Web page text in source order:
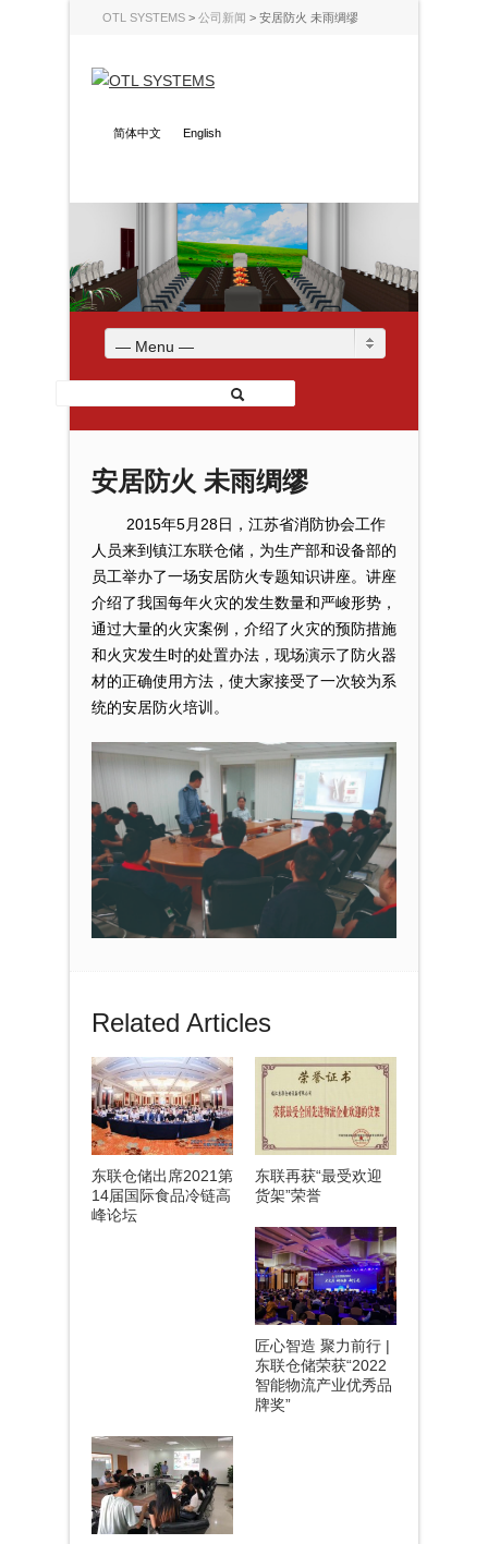
OTL SYSTEMS > 公司新闻 > 安居防火 未雨绸缪
简体中文 English
— Menu —
安居防火 未雨绸缪
2015年5月28日，江苏省消防协会工作
人员来到镇江东联仓储，为生产部和设备部的
员工举办了一场安居防火专题知识讲座。讲座
介绍了我国每年火灾的发生数量和严峻形势，
通过大量的火灾案例，介绍了火灾的预防措施
和火灾发生时的处置办法，现场演示了防火器
材的正确使用方法，使大家接受了一次较为系
统的安居防火培训。
Related Articles
东联仓储出席2021第
14届国际食品冷链高
峰论坛
东联再获“最受欢迎
货架”荣誉
匠心智造 聚力前行 |
东联仓储荣获“2022
智能物流产业优秀品
牌奖”